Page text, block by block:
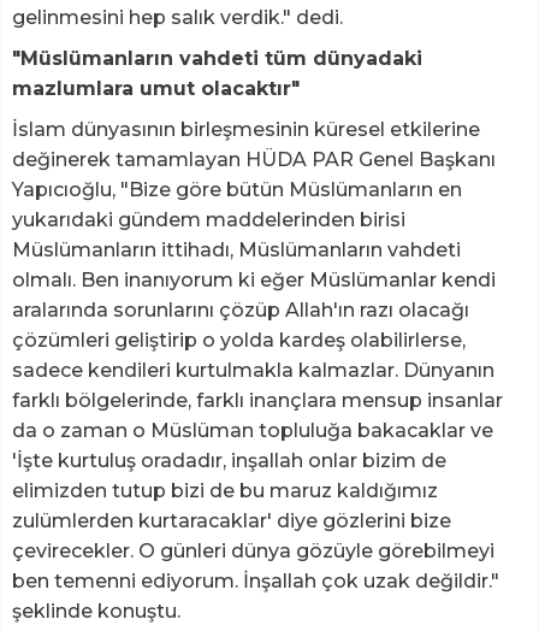
gelinmesini hep salık verdik." dedi.
"Müslümanların vahdeti tüm dünyadaki
mazlumlara umut olacaktır"
İslam dünyasının birleşmesinin küresel etkilerine
değinerek tamamlayan HÜDA PAR Genel Başkanı
Yapıcıoğlu, "Bize göre bütün Müslümanların en
yukarıdaki gündem maddelerinden birisi
Müslümanların ittihadı, Müslümanların vahdeti
olmalı. Ben inanıyorum ki eğer Müslümanlar kendi
aralarında sorunlarını çözüp Allah'ın razı olacağı
çözümleri geliştirip o yolda kardeş olabilirlerse,
sadece kendileri kurtulmakla kalmazlar. Dünyanın
farklı bölgelerinde, farklı inançlara mensup insanlar
da o zaman o Müslüman topluluğa bakacaklar ve
'İşte kurtuluş oradadır, inşallah onlar bizim de
elimizden tutup bizi de bu maruz kaldığımız
zulümlerden kurtaracaklar' diye gözlerini bize
çevirecekler. O günleri dünya gözüyle görebilmeyi
ben temenni ediyorum. İnşallah çok uzak değildir."
şeklinde konuştu.